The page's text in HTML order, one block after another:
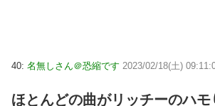
40: 名無しさん＠恐縮です 2023/02/18(土)
ほとんどの曲がリッチーのハ